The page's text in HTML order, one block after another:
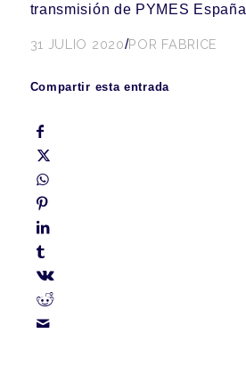
transmisión de PYMES España
31 JULIO 2020/POR FABRICE
Compartir esta entrada